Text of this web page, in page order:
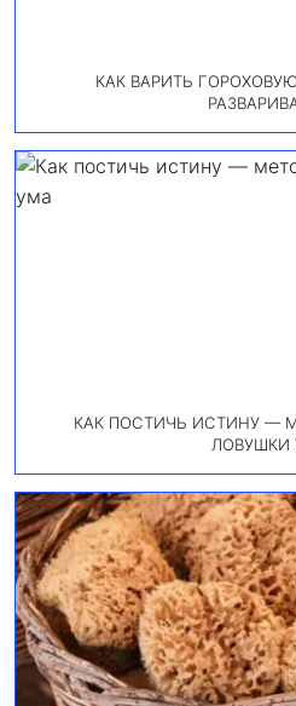
КАК ВАРИТЬ
КАК ПОСТИЧЬ ИСТИНУ —
ЛОВУШКИ